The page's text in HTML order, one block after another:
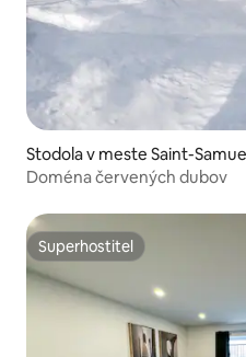
Stodola v meste Saint-Samuel
Doména červených dubov
Superhostiteľ
Superhostiteľ